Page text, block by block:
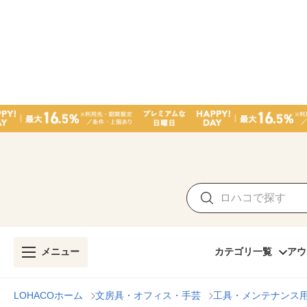
メニュー カテゴリ一覧 ア
LOHACOホーム 文房具・オフィス・手芸 工具・メンテナンス